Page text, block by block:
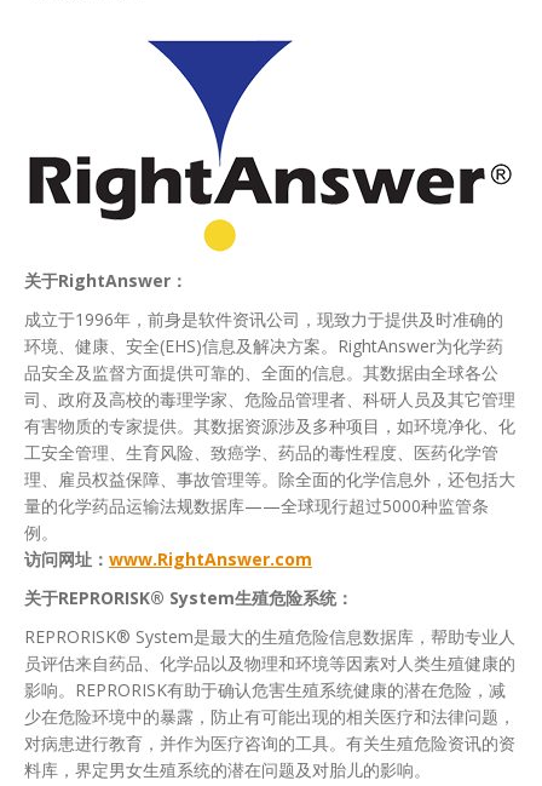
关于RightAnswer：
成立于1996年，前身是软件资讯公司，现致力于提供及时准确的
环境、健康、安全(EHS)信息及解决方案。RightAnswer为化学药
品安全及监督方面提供可靠的、全面的信息。其数据由全球各公
司、政府及高校的毒理学家、危险品管理者、科研人员及其它管理
有害物质的专家提供。其数据资源涉及多种项目，如环境净化、化
工安全管理、生育风险、致癌学、药品的毒性程度、医药化学管
理、雇员权益保障、事故管理等。除全面的化学信息外，还包括大
量的化学药品运输法规数据库——全球现行超过5000种监管条
例。
访问网址： www.RightAnswer.com
关于REPRORISK® System生殖危险系统：
REPRORISK® System是最大的生殖危险信息数据库，帮助专业人
员评估来自药品、化学品以及物理和环境等因素对人类生殖健康的
影响。REPRORISK有助于确认危害生殖系统健康的潜在危险，减
少在危险环境中的暴露，防止有可能出现的相关医疗和法律问题，
对病患进行教育，并作为医疗咨询的工具。有关生殖危险资讯的资
料库，界定男女生殖系统的潜在问题及对胎儿的影响。